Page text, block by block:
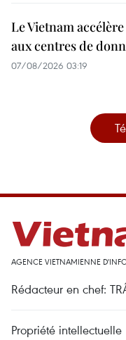
Le Vietnam
aux centres de
07/08/2026 03:19
AGENCE VIETNAMIENNE
Rédacteur en chef:
Propriété intellectuelle